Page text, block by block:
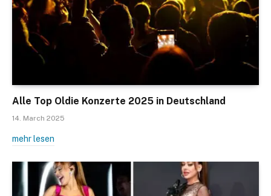
Alle Top Oldie Konzerte 2025 in Deutschland
14. March 2025
mehr lesen